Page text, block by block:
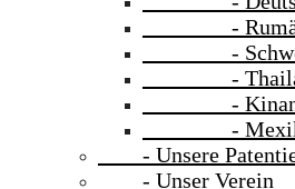
-
- Schweiz
- Thailand
- Kinango
-
- Unsere
- Unser Verein